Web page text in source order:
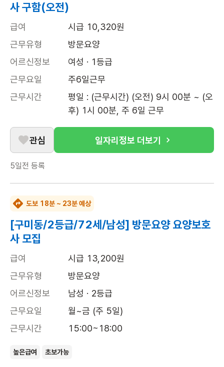
사 구함(오전)
급여
시급 10,320원
근무유형
방문요양
어르신정보
여성 · 1등급
근무요일
주6일근무
근무시간
평일 : (근무시간) (오전) 9시 00분 ~ (오
후) 1시 00분, 주 6일 근무
관심 일자리정보 더보기
5일전 등록
도보 18분 ~ 23분 예상
[구미동/2등급/72세/남성] 방문요양 요양보호
사 모집
급여
시급 13,200원
근무유형
방문요양
어르신정보
남성 · 2등급
근무요일
월~금 (주 5일)
근무시간
15:00~18:00
높은급여 초보가능